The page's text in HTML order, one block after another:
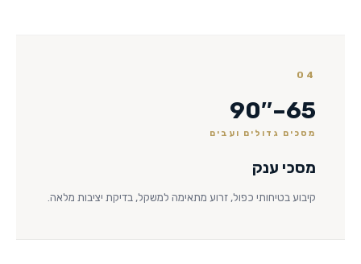
04
65–90″
מסכים גדולים ועבים
מסכי ענק
קיבוע בטיחותי כפול, זרוע מתאימה למשקל, בדיקת יציבות מלאה.